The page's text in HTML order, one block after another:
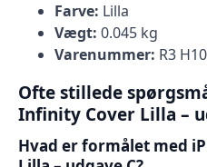
Farve: Lilla
Vægt: 0.045 kg
Varenummer: R3
Ofte stillede
Infinity Cover Lilla –
Hvad er formålet med